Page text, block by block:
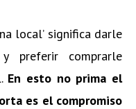
local’ significa darle
preferir comprarle
En esto no prima el
es el compromiso